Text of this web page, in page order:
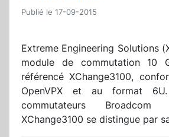
Publié le 17-09-2015
Extreme Engineering Solutions
module de commutation 10
référencé XChange3100,
OpenVPX et au format
commutateurs
XChange3100 se distingue par